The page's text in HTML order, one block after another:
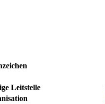
Leitstelle